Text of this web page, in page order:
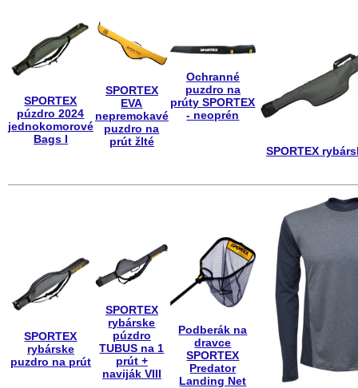
SPORTEX
púzdro 2024
jednokomorové
Bags I
SPORTEX
EVA
nepremokavé
puzdro na
prút žlté
Ochranné
puzdro na
prúty SPORTEX
- neoprén
SPORTEX
SPORTEX
rybárske
puzdro na prút
SPORTEX
rybárske
púzdro
TUBUS na 1
prút +
naviják VIII
Podberák na
dravce
SPORTEX
Predator
Landing Net